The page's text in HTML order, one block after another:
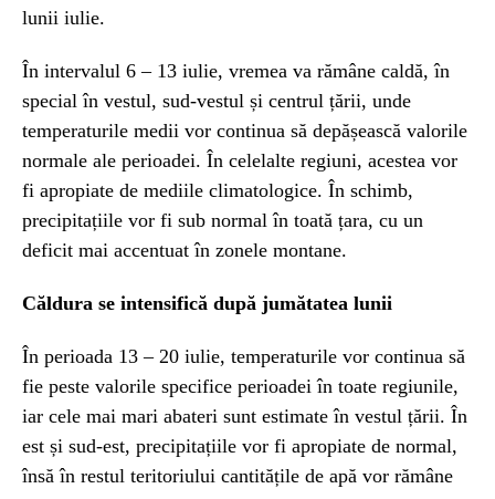
lunii iulie.
În intervalul 6 – 13 iulie, vremea va rămâne caldă, în
special în vestul, sud-vestul și centrul țării, unde
temperaturile medii vor continua să depășească valorile
normale ale perioadei. În celelalte regiuni, acestea vor
fi apropiate de mediile climatologice. În schimb,
precipitațiile vor fi sub normal în toată țara, cu un
deficit mai accentuat în zonele montane.
Căldura se intensifică după jumătatea lunii
În perioada 13 – 20 iulie, temperaturile vor continua să
fie peste valorile specifice perioadei în toate regiunile,
iar cele mai mari abateri sunt estimate în vestul țării. În
est și sud-est, precipitațiile vor fi apropiate de normal,
însă în restul teritoriului cantitățile de apă vor rămâne